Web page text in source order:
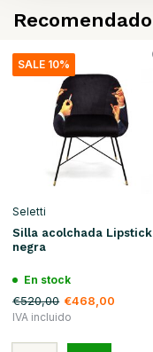
Recomendado
SALE 10%
Seletti
Silla acolchada Lipstick
negra
En stock
€520,00 €468,00
IVA incluido